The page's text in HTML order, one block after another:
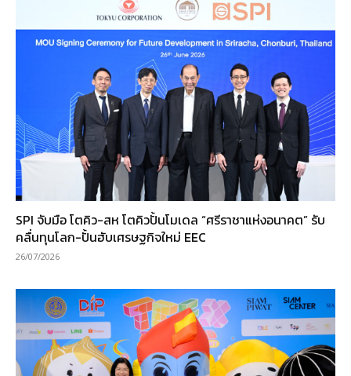
SPI จับมือ โตคิว-สห โตคิวปั้นโมเดล “ศรีราชาแห่งอนาคต” รับ
คลื่นทุนโลก-ปั้นฮับเศรษฐกิจใหม่ EEC
26/07/2026